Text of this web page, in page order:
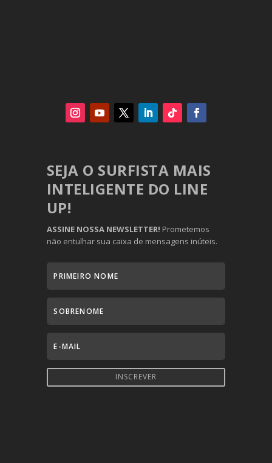
SEJA O SURFISTA MAIS
INTELIGENTE DO LINE
UP!
ASSINE NOSSA NEWSLETTER! Prometemos
não entulhar sua caixa de mensagens inúteis.
INSCREVER